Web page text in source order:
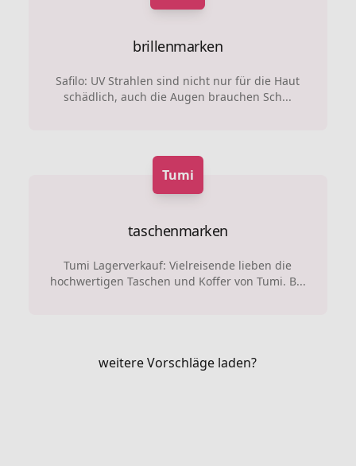
brillenmarken
Safilo: UV Strahlen sind nicht nur für die Haut
schädlich, auch die Augen brauchen Sch...
Tumi
taschenmarken
Tumi Lagerverkauf: Vielreisende lieben die
hochwertigen Taschen und Koffer von Tumi. B...
weitere Vorschläge laden?